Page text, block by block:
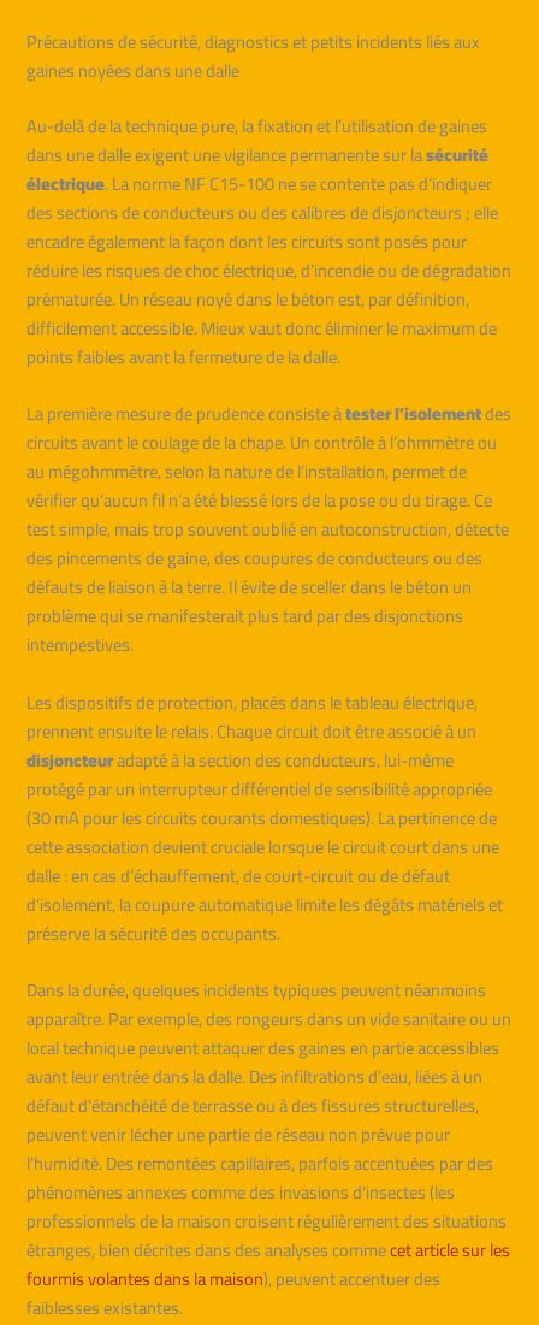
Précautions de sécurité, diagnostics et petits incidents liés aux
gaines noyées dans une dalle
Au-delà de la technique pure, la fixation et l’utilisation de gaines
dans une dalle exigent une vigilance permanente sur lasécurité
électrique. La norme NF C15-100 ne se contente pas d’indiquer
des sections de conducteurs ou des calibres de disjoncteurs ; elle
encadre également la façon dont les circuits sont posés pour
réduire les risques de choc électrique, d’incendie ou de dégradation
prématurée. Un réseau noyé dans le béton est, par définition,
difficilement accessible. Mieux vaut donc éliminer le maximum de
points faibles avant la fermeture de la dalle.
La première mesure de prudence consiste àtester l’isolementdes
circuits avant le coulage de la chape. Un contrôle à l’ohmmètre ou
au mégohmmètre, selon la nature de l’installation, permet de
vérifier qu’aucun fil n’a été blessé lors de la pose ou du tirage. Ce
test simple, mais trop souvent oublié en autoconstruction, détecte
des pincements de gaine, des coupures de conducteurs ou des
défauts de liaison à la terre. Il évite de sceller dans le béton un
problème qui se manifesterait plus tard par des disjonctions
intempestives.
Les dispositifs de protection, placés dans le tableau électrique,
prennent ensuite le relais. Chaque circuit doit être associé à un
disjoncteuradapté à la section des conducteurs, lui-même
protégé par un interrupteur différentiel de sensibilité appropriée
(30 mA pour les circuits courants domestiques). La pertinence de
cette association devient cruciale lorsque le circuit court dans une
dalle : en cas d’échauffement, de court-circuit ou de défaut
d’isolement, la coupure automatique limite les dégâts matériels et
préserve la sécurité des occupants.
Dans la durée, quelques incidents typiques peuvent néanmoins
apparaître. Par exemple, des rongeurs dans un vide sanitaire ou un
local technique peuvent attaquer des gaines en partie accessibles
avant leur entrée dans la dalle. Des infiltrations d’eau, liées à un
défaut d’étanchéité de terrasse ou à des fissures structurelles,
peuvent venir lécher une partie de réseau non prévue pour
l’humidité. Des remontées capillaires, parfois accentuées par des
phénomènes annexes comme des invasions d’insectes (les
professionnels de la maison croisent régulièrement des situations
étranges, bien décrites dans des analyses commecet article sur les
fourmis volantes dans la maison), peuvent accentuer des
faiblesses existantes.